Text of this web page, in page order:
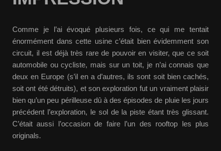
Comme je l’ai évoqué plusieurs fois, ce qui me tentait
énormément dans cette usine c’était bien évidemment son
circuit, il est déjà très rare de pouvoir en visiter, que ce soit
automobile ou cycliste, mais sur un toit, je n’ai connais que
deux en Europe (s’il en a d’autres, ils sont soit bien cachés,
soit ont été détruits), et son exploration fut un vraiment plaisir
bien qu’un peu périlleuse dû à des épisodes de pluie les jours
précédent l’exploration, le sol de la piste étant très glissant.
C’était aussi l’occasion de faire l’un des rooftop les plus
originals.